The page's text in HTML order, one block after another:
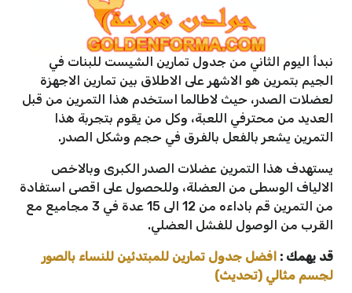
نبدأ اليوم الثاني من جدول تمارين الشيست للبنات في
الجيم بتمرين هو الاشهر على الاطلاق بين تمارين الاجهزة
لعضلات الصدر، حيث لاطالما استخدم هذا التمرين من قبل
العديد من محترفي اللعبة، وكل من يقوم بتجربة هذا
التمرين يشعر بالفعل بالفرق في حجم وشكل الصدر.
يستهدف هذا التمرين عضلات الصدر الكبرى وبالاخص
الالياف الوسطى من العضلة، وللحصول على اقصى استفادة
من التمرين قم باداءه من 12 الى 15 عدة في 3 مجاميع مع
القرب من الوصول للفشل العضلي.
قد يهمك : افضل جدول تمارين للمبتدئين للنساء بالصور
لجسم مثالي (تحديث)